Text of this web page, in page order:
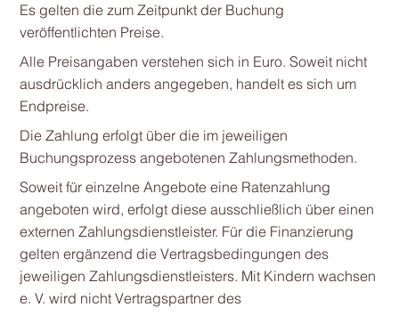
Es gelten die zum Zeitpunkt der Buchung
veröffentlichten Preise.
Alle Preisangaben verstehen sich in Euro. Soweit nicht
ausdrücklich anders angegeben, handelt es sich um
Endpreise.
Die Zahlung erfolgt über die im jeweiligen
Buchungsprozess angebotenen Zahlungsmethoden.
Soweit für einzelne Angebote eine Ratenzahlung
angeboten wird, erfolgt diese ausschließlich über einen
externen Zahlungsdienstleister. Für die Finanzierung
gelten ergänzend die Vertragsbedingungen des
jeweiligen Zahlungsdienstleisters. Mit Kindern wachsen
e. V. wird nicht Vertragspartner des